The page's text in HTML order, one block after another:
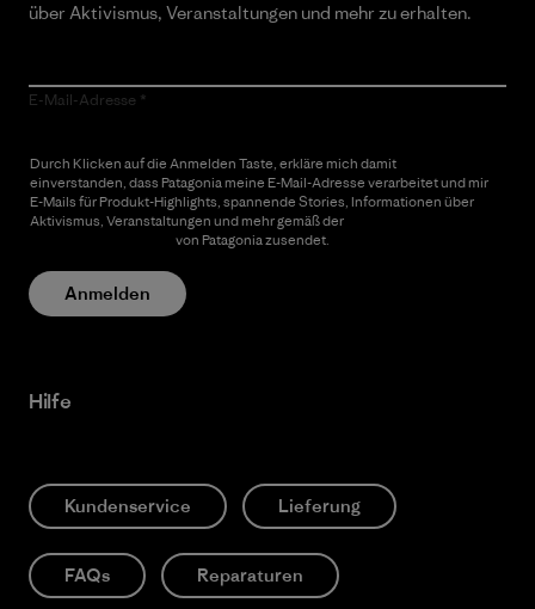
über Aktivismus, Veranstaltungen und mehr zu erhalten.
E-Mail-Adresse
Durch Klicken auf die Anmelden Taste, erkläre mich damit
einverstanden, dass Patagonia meine E-Mail-Adresse verarbeitet und mir
E-Mails für Produkt-Highlights, spannende Stories, Informationen über
Aktivismus, Veranstaltungen und mehr gemäß der
von Patagonia zusendet.
Anmelden
Hilfe
Kundenservice Lieferung
FAQs Reparaturen